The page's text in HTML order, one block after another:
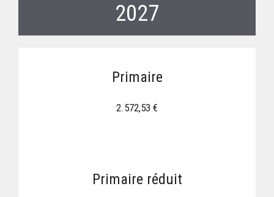
2027
Primaire
2.572,53 €
Primaire réduit